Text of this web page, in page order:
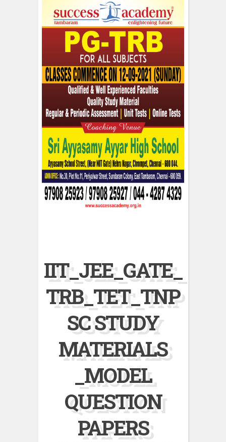
IIT_JEE_GATE_
TRB_TET_TNP
SC STUDY
MATERIALS
_MODEL
QUESTION
PAPERS